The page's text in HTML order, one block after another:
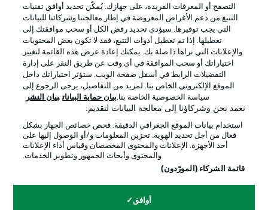
شروط الاستخدام القنوات الناقلة
الوظائف جهة النشر
تواصل معنا اللاعبون
© 2026 Bundesliga-Gruppe GmbH
التصفح أو المعرفات الفريدة، على جهازك. يُمكّن تحديد أوافق تقنيات
التتبع من دعم الأغراض المعروضة في إطار معالجتنا وشركائنا للبيانات
التي يجب توفيرها. سيؤدي تحديد رفض الكل أو سحب موافقتك إلى
تعطيلها. إذا تم تعطيل أدوات التتبع، فقد لا تكون بعض المحتويات
والإعلانات التي تراها ذا صلة بك. يمكنك إعادة عرض هذه القائمة لتغيير
اختياراتك أو سحب الموافقة في أي وقت عن طريق النقر على إدارة
التفضيلات الرابط في أسفل صفحة الويب. ستؤثر اختياراتك داخل
الموقع الإلكتروني الخاص بنا. لمزيد من التفاصيل، يرجى الرجوع إلى
سياسة الخصوصية الخاصة بنا.بيان حماية البيانات بيان النشر
نعمد نحن وشركاؤنا إلى معالجة البيانات لتقديم:
استخدام بيانات الموقع الجغرافي الدقيقة. فحص خصائص الجهاز بشكل
فعال من أجل تحديد الهوية. تخزين المعلومات و/أو الوصول إليها على
أحد الأجهزة. الإعلانات والمحتوى المخصصان وقياس أداء الإعلانات
والمحتوى وأبحاث الجمهور وتطوير الخدمات.
قائمة الشركاء (المورّدون)
أوافق